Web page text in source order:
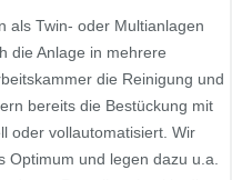
als Twin- oder Multianlagen
die Anlage in mehrere
die Reinigung und
bereits die Bestückung mit
oder vollautomatisiert. Wir
Optimum und legen dazu u.a.